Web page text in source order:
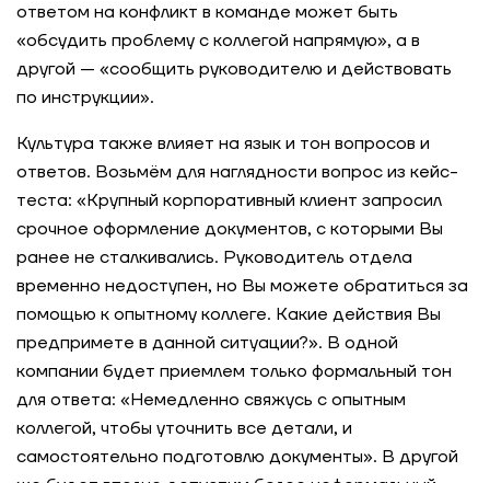
ответом на конфликт в команде может быть
«обсудить проблему с коллегой напрямую», а в
другой — «сообщить руководителю и действовать
по инструкции».
Культура также влияет на язык и тон вопросов и
ответов. Возьмём для наглядности вопрос из кейс-
теста: «Крупный корпоративный клиент запросил
срочное оформление документов, с которыми Вы
ранее не сталкивались. Руководитель отдела
временно недоступен, но Вы можете обратиться за
помощью к опытному коллеге. Какие действия Вы
предпримете в данной ситуации?». В одной
компании будет приемлем только формальный тон
для ответа: «Немедленно свяжусь с опытным
коллегой, чтобы уточнить все детали, и
самостоятельно подготовлю документы». В другой